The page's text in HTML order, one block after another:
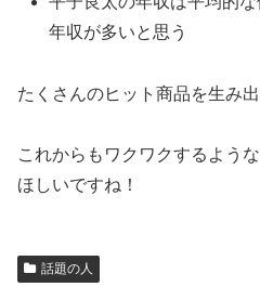
年収が多いと思う
たくさんのヒット商品を生み
これからもワクワクするよう
ほしいですね！
話題の人